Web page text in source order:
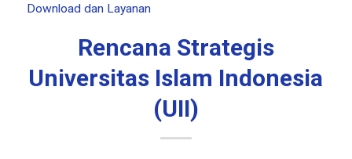
Download dan Layanan
Rencana Strategis
Universitas Islam Indonesia
(UII)